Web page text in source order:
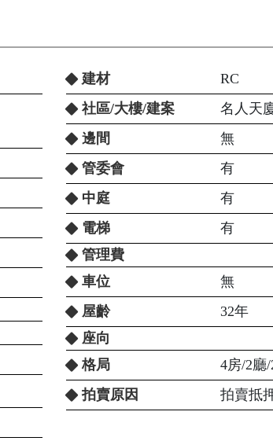
建材
RC
社區/大樓/建案
名人天
邊間
無
管委會
有
中庭
有
電梯
有
管理費
車位
無
屋齡
32年
座向
格局
4房/2廳
拍賣原因
拍賣抵